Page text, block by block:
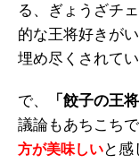
る、ぎょうざチ
的な王将好きが
埋め尽くされて
で、 「餃子の王
議論もあちこち
方が美味しいと